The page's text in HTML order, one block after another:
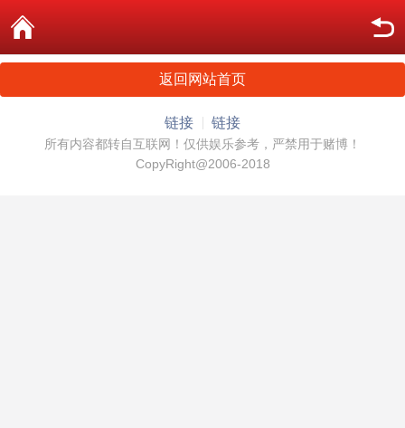
返回网站首页
链接 链接
所有内容都转自互联网！仅供娱乐参考，严禁用于赌博！
CopyRight@2006-2018